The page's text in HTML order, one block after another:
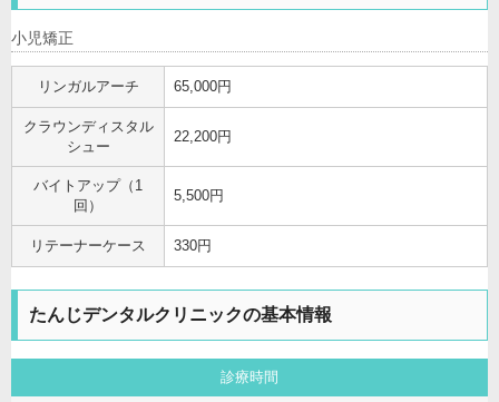
小児矯正
リンガルアーチ 65,000円
クラウンディスタル
シュー
22,200円
バイトアップ（1
回）
5,500円
リテーナーケース 330円
たんじデンタルクリニックの基本情報
診療時間